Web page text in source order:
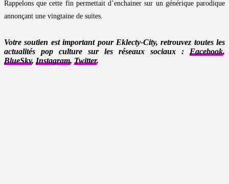
Rappelons que cette fin permettait d’enchainer sur un générique parodique
annonçant une vingtaine de suites.
Votre soutien est important pour Eklecty-City, retrouvez toutes les
actualités pop culture sur les réseaux sociaux : Facebook,
BlueSky, Instagram, Twitter.